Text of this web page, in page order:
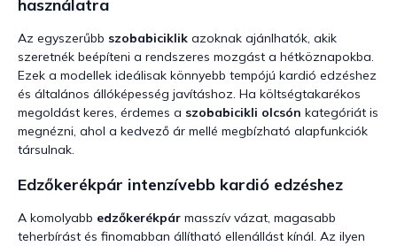
használatra
Az egyszerűbb szobabiciklik azoknak ajánlhatók, akik
szeretnék beépíteni a rendszeres mozgást a hétköznapokba.
Ezek a modellek ideálisak könnyebb tempójú kardió edzéshez
és általános állóképesség javításhoz. Ha költségtakarékos
megoldást keres, érdemes a szobabicikli olcsón kategóriát is
megnézni, ahol a kedvező ár mellé megbízható alapfunkciók
társulnak.
Edzőkerékpár intenzívebb kardió edzéshez
A komolyabb edzőkerékpár masszív vázat, magasabb
teherbírást és finomabban állítható ellenállást kínál. Az ilyen